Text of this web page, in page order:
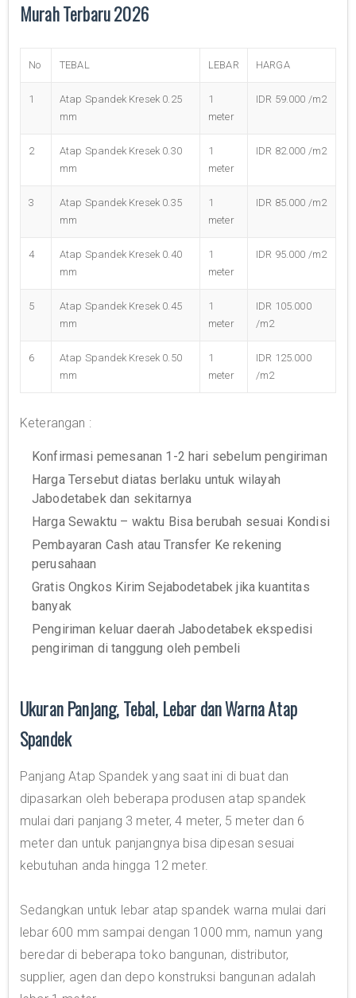
Murah Terbaru 2026
No TEBAL LEBAR HARGA
1
Atap Spandek Kresek 0.25
mm
1
meter
IDR 59.000 /m2
2
Atap Spandek Kresek 0.30
mm
1
meter
IDR 82.000 /m2
3
Atap Spandek Kresek 0.35
mm
1
meter
IDR 85.000 /m2
4
Atap Spandek Kresek 0.40
mm
1
meter
IDR 95.000 /m2
5
Atap Spandek Kresek 0.45
mm
1
meter
IDR 105.000
/m2
6
Atap Spandek Kresek 0.50
mm
1
meter
IDR 125.000
/m2
Keterangan :
Konfirmasi pemesanan 1-2 hari sebelum pengiriman
Harga Tersebut diatas berlaku untuk wilayah
Jabodetabek dan sekitarnya
Harga Sewaktu – waktu Bisa berubah sesuai Kondisi
Pembayaran Cash atau Transfer Ke rekening
perusahaan
Gratis Ongkos Kirim Sejabodetabek jika kuantitas
banyak
Pengiriman keluar daerah Jabodetabek ekspedisi
pengiriman di tanggung oleh pembeli
Ukuran Panjang, Tebal, Lebar dan Warna Atap
Spandek
Panjang Atap Spandek yang saat ini di buat dan
dipasarkan oleh beberapa produsen atap spandek
mulai dari panjang 3 meter, 4 meter, 5 meter dan 6
meter dan untuk panjangnya bisa dipesan sesuai
kebutuhan anda hingga 12 meter.
Sedangkan untuk lebar atap spandek warna mulai dari
lebar 600 mm sampai dengan 1000 mm, namun yang
beredar di beberapa toko bangunan, distributor,
supplier, agen dan depo konstruksi bangunan adalah